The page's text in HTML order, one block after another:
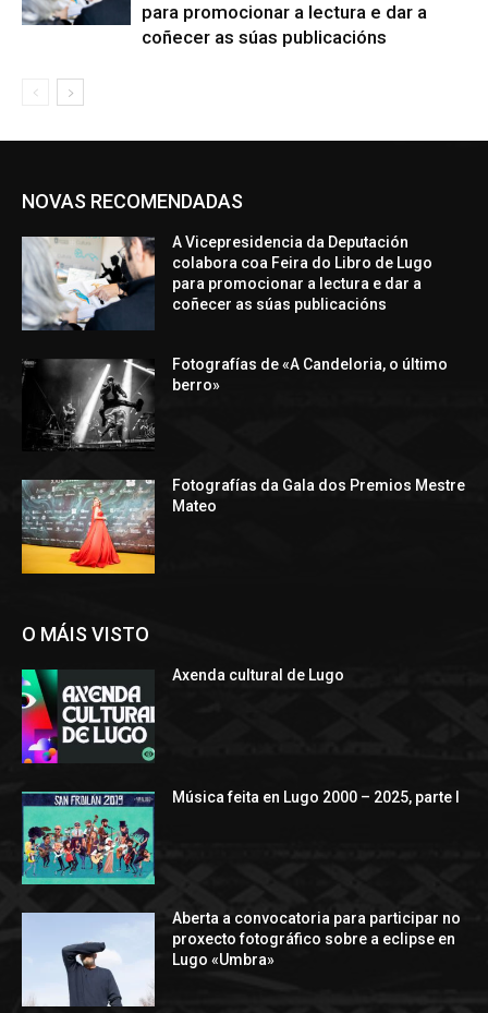
para promocionar a lectura e dar a
coñecer as súas publicacións
NOVAS RECOMENDADAS
A Vicepresidencia da Deputación
colabora coa Feira do Libro de Lugo
para promocionar a lectura e dar a
coñecer as súas publicacións
Fotografías de «A Candeloria, o último
berro»
Fotografías da Gala dos Premios Mestre
Mateo
O MÁIS VISTO
Axenda cultural de Lugo
Música feita en Lugo 2000 – 2025, parte I
Aberta a convocatoria para participar no
proxecto fotográfico sobre a eclipse en
Lugo «Umbra»